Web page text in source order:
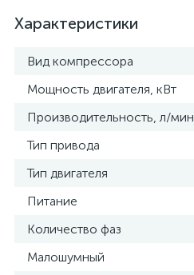
Характеристики
Вид компрессора
Мощность двигателя, кВт
Производительность, л/мин
Тип привода
Тип двигателя
Питание
Количество фаз
Малошумный